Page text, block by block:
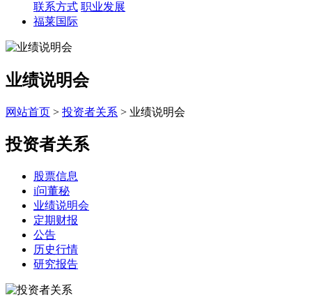
联系方式 职业发展
福莱国际
业绩说明会
网站首页 > 投资者关系 > 业绩说明会
投资者关系
股票信息
i问董秘
业绩说明会
定期财报
公告
历史行情
研究报告